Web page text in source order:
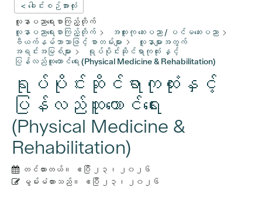
< ခေါင်းစဉ်အားလုံး
လူနာပညာရေးစာကြည့်တိုက်
လူနာပညာရေးစာကြည့်တိုက်
အထူးကု ဆေးပညာ / ပင်မဆေးပညာ
ဗီယက်နမ်ဘာသာဖြင့် စာတမ်းများ
လူနာများအတွက်
အရင်းအမြစ်များ
ရုပ်ပိုင်းဆိုင်ရာကုထုံး နှင့်
ပြန်လည်ထူထောင်ရေး (Physical Medicine & Rehabilitation)
ရုပ်ပိုင်းဆိုင်ရာကုထုံးနှင့်
ပြန်လည်ထူထောင်ရေး
(Physical Medicine &
Rehabilitation)
တင်ထားတယ်။
ဧပြီ ၂၃၊ ၂၀၂၆
မွမ်းမံထားသည်။
ဧပြီ ၂၃၊ ၂၀၂၆